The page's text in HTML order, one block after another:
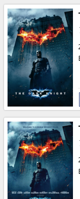
Подарки
B2B
Клуб